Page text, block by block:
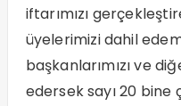
iftarımızı
üyelerimizi dahil
başkanlarımızı ve
edersek sayı 20 bine